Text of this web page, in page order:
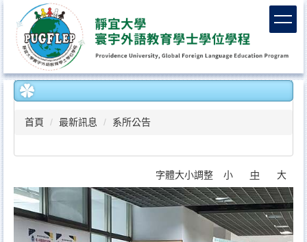
容
區
首頁 最新訊息 系所公告
字體大小調整 小 中 大